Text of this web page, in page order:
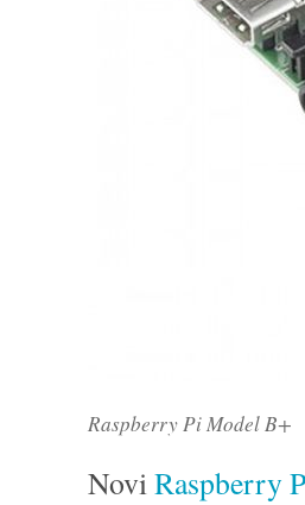
Raspberry Pi Model B+
Novi Raspberry